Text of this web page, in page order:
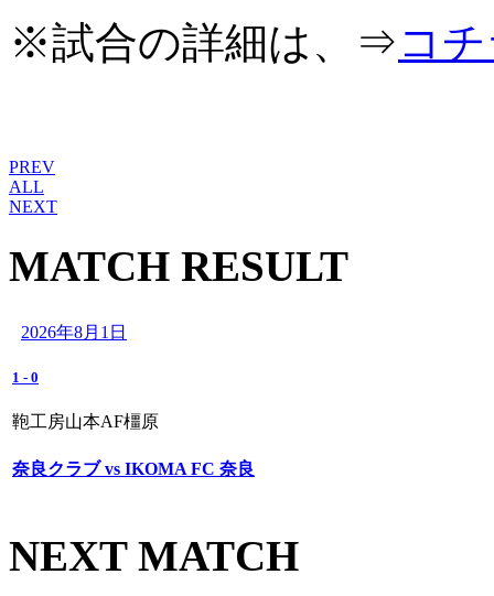
※試合の詳細は、⇒コ
PREV
ALL
NEXT
MATCH RESULT
2026年8月1日
1 - 0
鞄工房山本AF橿原
奈良クラブ vs IKOMA FC 奈良
NEXT MATCH